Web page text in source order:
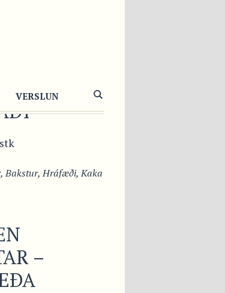
VERSLUNOG
,Bakstur,Hráfæði,Kaka
–